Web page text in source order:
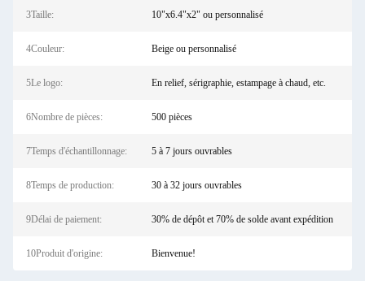
3Taille: 10"x6.4"x2" ou personnalisé
4Couleur: Beige ou personnalisé
5Le logo: En relief, sérigraphie, estampage à chaud, etc.
6Nombre de pièces: 500 pièces
7Temps d'échantillonnage: 5 à 7 jours ouvrables
8Temps de production: 30 à 32 jours ouvrables
9Délai de paiement: 30% de dépôt et 70% de solde avant expédition
10Produit d'origine: Bienvenue!